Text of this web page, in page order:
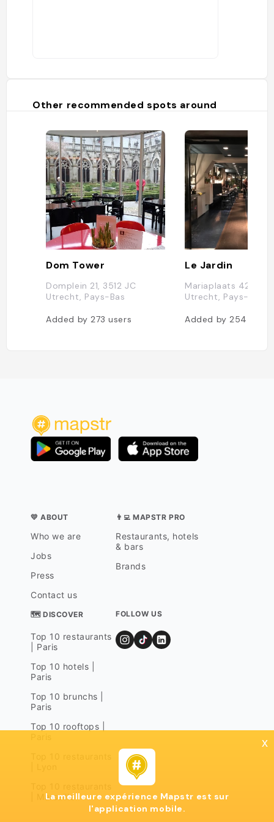
Other recommended spots around
Dom Tower
Domplein 21, 3512 JC
Utrecht, Pays-Bas
Added by273users
Le Jardin
Mariaplaats 42, 3511
Utrecht, Pays-Bas
Added by254
💛 ABOUT
Who we are
Jobs
Press
Contact us
👨‍💻 MAPSTR PRO
Restaurants, hotels
& bars
Brands
🗺 DISCOVER
Top 10 restaurants
| Paris
Top 10 hotels |
Paris
Top 10 brunchs |
Paris
Top 10 rooftops |
| Marseille
FOLLOW US
x
La meilleure expérience Mapstr est sur
l'application mobile.